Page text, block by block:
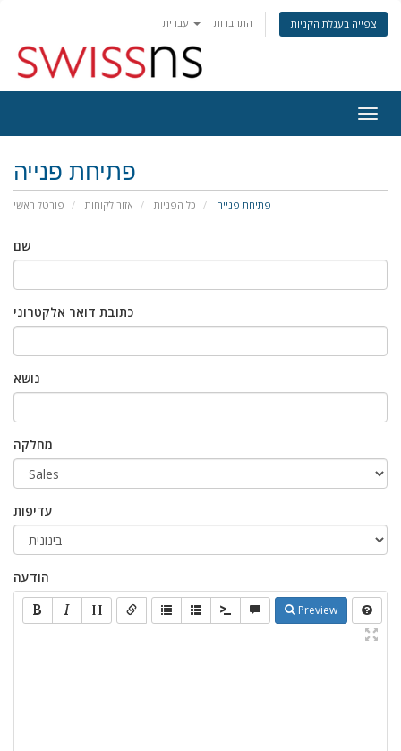
התחברות צפייה בעגלת הקניות
ניווט
פתיחת פנייה
פורטל ראשי אזור לקוחות כל הפניות פתיחת פנייה
שם
כתובת דואר אלקטרוני
נושא
מחלקה
עדיפות
הודעה
Preview